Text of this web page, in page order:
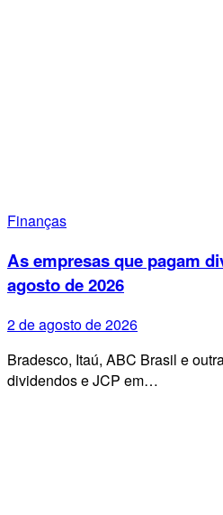
Finanças
As empresas que pagam
agosto de 2026
2 de agosto de 2026
Bradesco, Itaú, ABC Brasil e
dividendos e JCP em…